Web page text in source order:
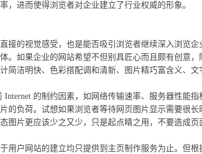
，进而使得浏览者对企业建立了行业权威的形象。
的视觉感受，也是能否吸引浏览者继续深入浏览企
。如果企业的网站希望不但别具匠心而且颇有创意
简洁明快、色彩搭配调和清新、图片精巧富含义、
的制约因素，如网络传输速率、服务器性能指
的负荷。试想如果浏览者等待网页图片显示需要很
图片更应该少之又少，只是起点睛之用，不要造
户网站的建立均只提供到主页制作服务为止。但根